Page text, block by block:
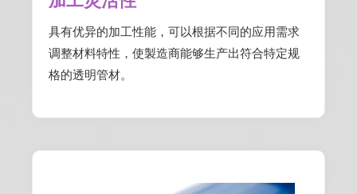
具有优异的加工性能，可以根据不同的应用需求
调整材料特性，使製造商能够生产出符合特定规
格的透明管材。